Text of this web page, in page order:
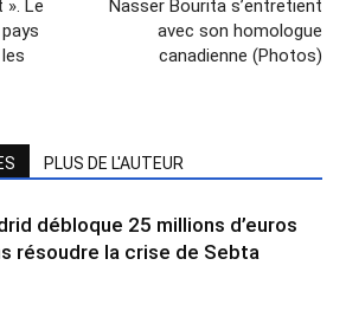
». Le
Nasser Bourita s’entretient
avec son homologue
canadienne (Photos)
PLUS DE L'AUTEUR
débloque 25 millions d’euros
résoudre la crise de Sebta